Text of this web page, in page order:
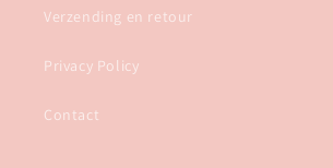
Verzending en retour
Privacy Policy
Contact